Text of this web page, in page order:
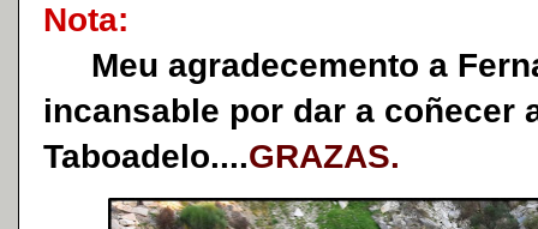
Nota:
Meu agradecemento a
incansable por dar a coñecer
Taboadelo....GRAZAS.